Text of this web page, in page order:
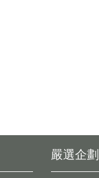
嚴選企劃